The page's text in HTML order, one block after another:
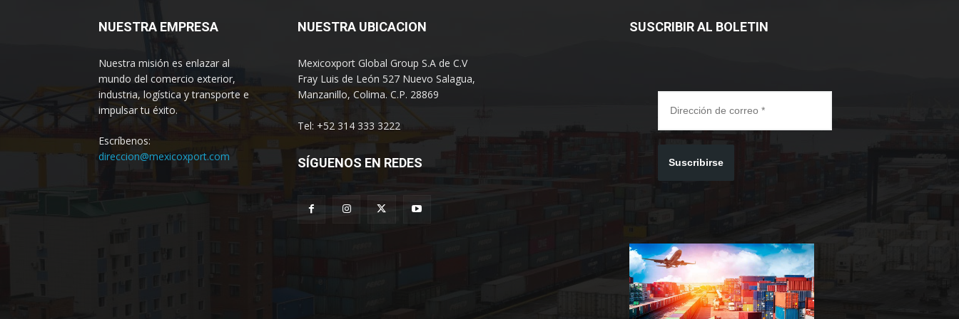
NUESTRA EMPRESA
Nuestra misión es enlazar al
mundo del comercio exterior,
industria, logística y transporte e
impulsar tu éxito.
Escríbenos:
direccion@mexicoxport.com
NUESTRA UBICACION
Mexicoxport Global Group S.A de C.V
Fray Luis de León 527 Nuevo Salagua,
Manzanillo, Colima. C.P. 28869
Tel: +52 314 333 3222
SÍGUENOS EN REDES
SUSCRIBIR AL BOLETIN
Suscribirse